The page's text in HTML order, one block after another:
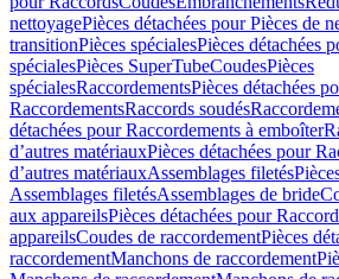
nettoyagePièces détachées pour Pièces de
transitionPièces spécialesPièces détachées
spécialesPièces SuperTubeCoudesPièces
spécialesRaccordementsPièces détachées
RaccordementsRaccords soudés
détachées pour Raccordements à emboîter
d’autres matériauxPièces détachées pour
d’autres matériauxAssemblages filetés
Assemblages filetésAssemblages de bride
aux appareilsPièces détachées pour
appareilsCoudes de raccordementPièces
raccordementManchons de raccordement